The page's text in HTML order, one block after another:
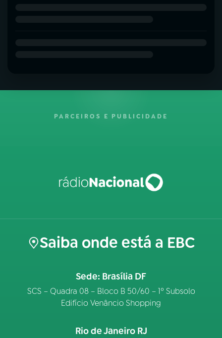
PARCEIROS E PUBLICIDADE
Saiba onde está a EBC
Sede: Brasília DF
SCS – Quadra 08 – Bloco B 50/60 – 1º Subsolo
Edifício Venâncio Shopping
Rio de Janeiro RJ